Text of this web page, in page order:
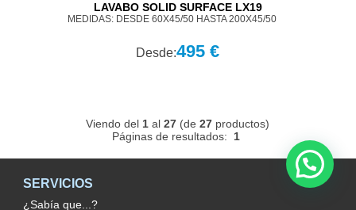
LAVABO SOLID SURFACE LX19
MEDIDAS: DESDE 60X45/50 HASTA 200X45/50
Desde:495 €
Viendo del 1 al27 (de27 productos)
Páginas de resultados: 1
SERVICIOS
¿Sabía que...?